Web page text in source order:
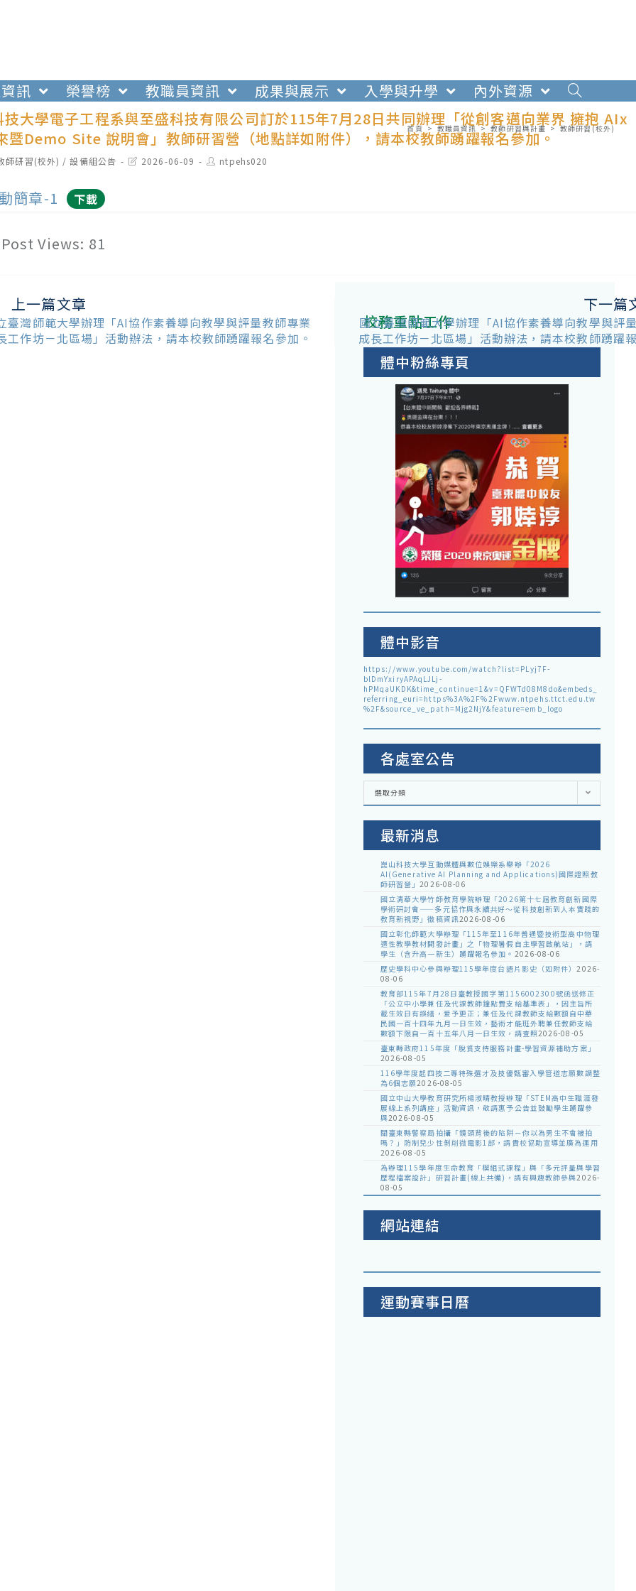
訊 榮譽榜 教職員資訊 成果與展示 入學與升學
內外資源
技大學電子工程系與至盛科技有限公司訂於115年7月28日共同辦理「從創客邁向業界 擁抱 AIx
暨Demo Site 說明會」教師研習營（地點詳如附件），請本校教師踴躍報名參加。
首頁 > 教職員資訊 > 教師研習與計畫 > 教師研習(校外)
師研習(校外) / 設備組公告
Post2026-06-09
Post
author:
ntpehs020
簡章-1 下載
Post Views: 81
上一篇文章
臺灣師範大學辦理「AI協作素養導向教學與評量教師專業
工作坊－北區場」活動辦法，請本校教師踴躍報名參加。
下一篇
國立臺灣師範大學辦理「AI協作素養導向教學與評
成長工作坊－北區場」活動辦法，請本校教師踴躍
校務重點工作
體中粉絲專頁
體中影音
https://www.youtube.com/watch?list=PLyj7F-
blDmYxiryAPAqLJLj-
hPMqaUKDK&time_continue=1&v=QFWTd08M8do&embeds_
referring_euri=https%3A%2F%2Fwww.ntpehs.ttct.edu.tw
%2F&source_ve_path=Mjg2NjY&feature=emb_logo
各處室公告
各
室
選取分類
最新消息
崑山科技大學互動媒體與數位娛樂系舉辦「2026
AI(Generative AI Planning and Applications)國際證照教
師研習營」2026-08-06
國立清華大學竹師教育學院辦理「2026第十七屆教育創新國際
學術研討會——多元協作與永續共好～從科技創新到人本實踐的
教育新視野」徵稿資訊2026-08-06
國立彰化師範大學辦理「115年至116年普通暨技術型高中物理
適性教學教材開發計畫」之「物理暑假自主學習啟航站」，請
學生（含升高一新生）踴躍報名參加。 2026-08-06
歷史學科中心參與辦理115學年度台語片影史（如附件）2026-
08-06
教育部115年7月28日臺教授國字第1156002300號函送修正
「公立中小學兼任及代課教師鐘點費支給基準表」，因主旨所
載生效日有誤繕，爰予更正；兼任及代課教師支給數額自中華
民國一百十四年九月一日生效，藝術才能班外聘兼任教師支給
數額下限自一百十五年八月一日生效，請查照2026-08-05
臺東縣政府115年度「脫貧支持服務計畫-學習資源補助方案」
2026-08-05
116學年度起四技二專特殊選才及技優甄審入學管道志願數調整
為6個志願2026-08-05
國立中山大學教育研究所楊淑晴教授辦理「STEM高中生職涯發
展線上系列講座」活動資訊，敬請惠予公告並鼓勵學生踴躍參
與2026-08-05
關臺東縣警察局拍攝「鏡頭背後的陷阱－你以為男生不會被拍
嗎？」防制兒少性剝削微電影1部，請貴校協助宣導並廣為運用
2026-08-05
為辦理115學年度生命教育「模組式課程」與「多元評量與學習
歷程檔案設計」研習計畫(線上共備)，請有興趣教師參與2026-
08-05
網站連結
運動賽事日曆